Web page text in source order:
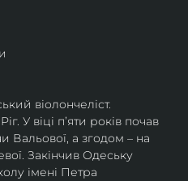
віолончеліст.
У віці п’яти років почав
Вальової, а згодом – на
Закінчив Одеську
імені Петра